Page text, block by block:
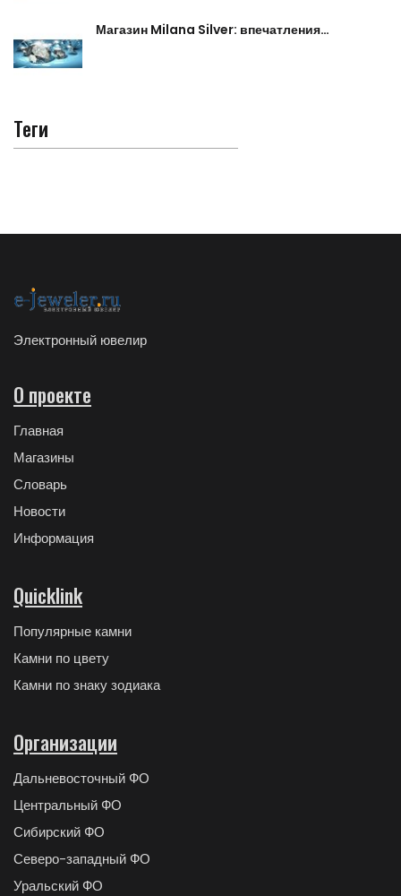
Магазин Milana Silver: впечатления…
Теги
Электронный ювелир
О проекте
Главная
Магазины
Словарь
Новости
Информация
Quicklink
Популярные камни
Камни по цвету
Камни по знаку зодиака
Организации
Дальневосточный ФО
Центральный ФО
Сибирский ФО
Северо-западный ФО
Уральский ФО